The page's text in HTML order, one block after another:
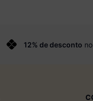
12% de desconto